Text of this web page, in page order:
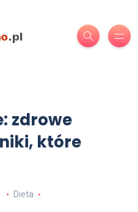
zdrowe
które
Dieta